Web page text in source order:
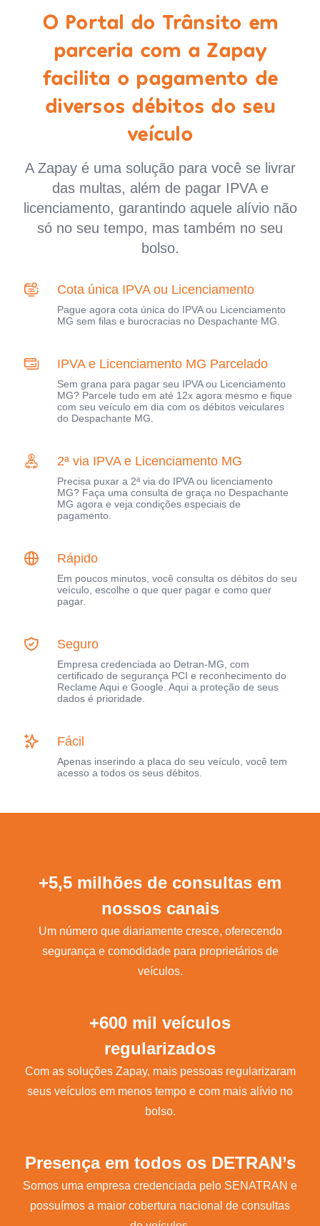
O Portal do Trânsito em
parceria com a Zapay
facilita o pagamento de
diversos débitos do seu
veículo
A Zapay é uma solução para você se livrar
das multas, além de pagar IPVA e
licenciamento, garantindo aquele alívio não
só no seu tempo, mas também no seu
bolso.
Cota única IPVA ou Licenciamento
Pague agora cota única do IPVA ou Licenciamento
MG sem filas e burocracias no Despachante MG.
IPVA e Licenciamento MG Parcelado
Sem grana para pagar seu IPVA ou Licenciamento
MG? Parcele tudo em até 12x agora mesmo e fique
com seu veículo em dia com os débitos veiculares
do Despachante MG.
2ª via IPVA e Licenciamento MG
Precisa puxar a 2ª via do IPVA ou licenciamento
MG? Faça uma consulta de graça no Despachante
MG agora e veja condições especiais de
pagamento.
Rápido
Em poucos minutos, você consulta os débitos do seu
veículo, escolhe o que quer pagar e como quer
pagar.
Seguro
Empresa credenciada ao Detran-MG, com
certificado de segurança PCI e reconhecimento do
Reclame Aqui e Google. Aqui a proteção de seus
dados é prioridade.
Fácil
Apenas inserindo a placa do seu veículo, você tem
acesso a todos os seus débitos.
+5,5 milhões de consultas em
nossos canais
Um número que diariamente cresce, oferecendo
segurança e comodidade para proprietários de
veículos.
+600 mil veículos
regularizados
Com as soluções Zapay, mais pessoas regularizaram
seus veículos em menos tempo e com mais alívio no
bolso.
Presença em todos os DETRAN’s
Somos uma empresa credenciada pelo SENATRAN e
possuímos a maior cobertura nacional de consultas